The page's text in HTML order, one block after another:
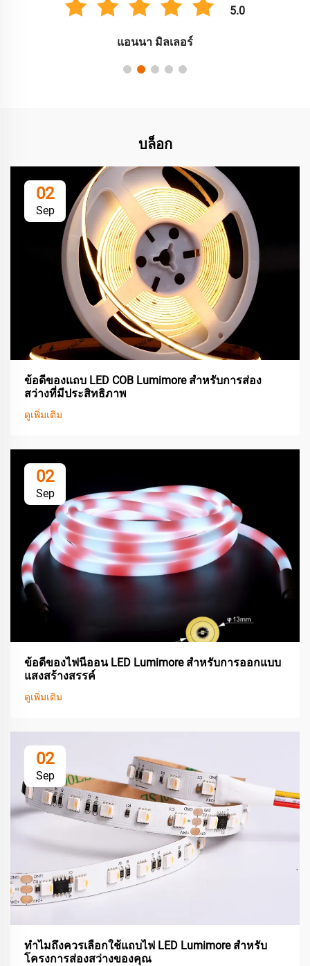
5.0
แอนนา มิลเลอร์
บล็อก
02
Sep
ข้อดีของแถบ LED COB Lumimore สำหรับการส่อง
สว่างที่มีประสิทธิภาพ
ดูเพิ่มเติม
02
Sep
ข้อดีของไฟนีออน LED Lumimore สำหรับการออกแบบ
แสงสร้างสรรค์
ดูเพิ่มเติม
02
Sep
ทำไมถึงควรเลือกใช้แถบไฟ LED Lumimore สำหรับ
โครงการส่องสว่างของคุณ